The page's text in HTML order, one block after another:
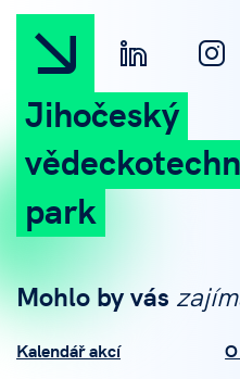
Jihočeský
park
Mohlo by vás
Kalendář akcí